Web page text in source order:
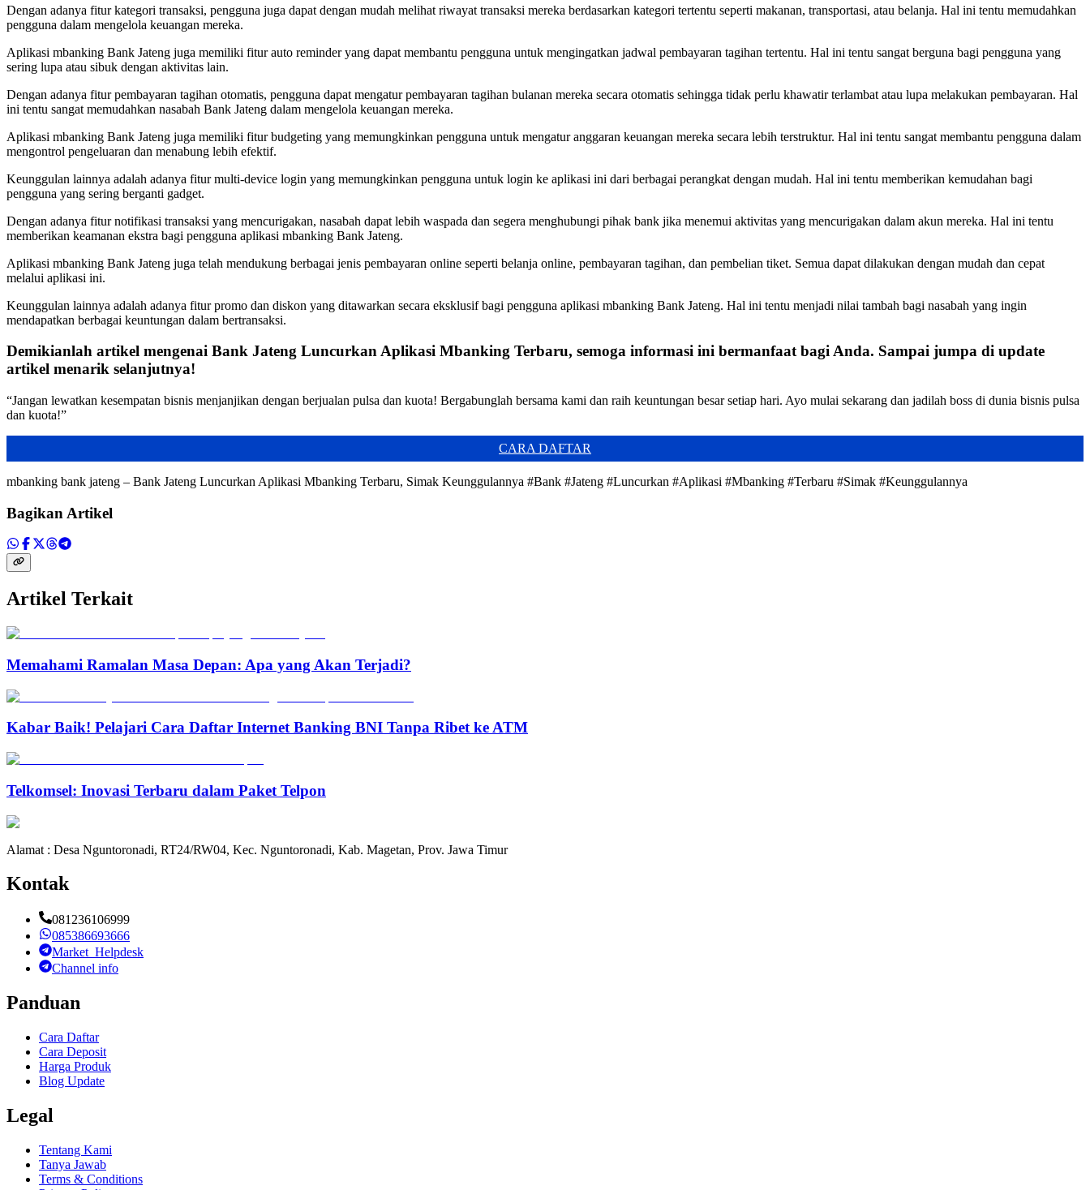
Dengan adanya fitur kategori transaksi, pengguna juga dapat dengan mudah melihat riwayat transaksi mereka berdasarkan kategori tertentu seperti makanan, transportasi, atau belanja. Hal ini tentu memudahkan
pengguna dalam mengelola keuangan mereka.
Aplikasi mbanking Bank Jateng juga memiliki fitur auto reminder yang dapat membantu pengguna untuk mengingatkan jadwal pembayaran tagihan tertentu. Hal ini tentu sangat berguna bagi pengguna yang
sering lupa atau sibuk dengan aktivitas lain.
Dengan adanya fitur pembayaran tagihan otomatis, pengguna dapat mengatur pembayaran tagihan bulanan mereka secara otomatis sehingga tidak perlu khawatir terlambat atau lupa melakukan pembayaran. Hal
ini tentu sangat memudahkan nasabah Bank Jateng dalam mengelola keuangan mereka.
Aplikasi mbanking Bank Jateng juga memiliki fitur budgeting yang memungkinkan pengguna untuk mengatur anggaran keuangan mereka secara lebih terstruktur. Hal ini tentu sangat membantu pengguna dalam
mengontrol pengeluaran dan menabung lebih efektif.
Keunggulan lainnya adalah adanya fitur multi-device login yang memungkinkan pengguna untuk login ke aplikasi ini dari berbagai perangkat dengan mudah. Hal ini tentu memberikan kemudahan bagi
pengguna yang sering berganti gadget.
Dengan adanya fitur notifikasi transaksi yang mencurigakan, nasabah dapat lebih waspada dan segera menghubungi pihak bank jika menemui aktivitas yang mencurigakan dalam akun mereka. Hal ini tentu
memberikan keamanan ekstra bagi pengguna aplikasi mbanking Bank Jateng.
Aplikasi mbanking Bank Jateng juga telah mendukung berbagai jenis pembayaran online seperti belanja online, pembayaran tagihan, dan pembelian tiket. Semua dapat dilakukan dengan mudah dan cepat
melalui aplikasi ini.
Keunggulan lainnya adalah adanya fitur promo dan diskon yang ditawarkan secara eksklusif bagi pengguna aplikasi mbanking Bank Jateng. Hal ini tentu menjadi nilai tambah bagi nasabah yang ingin
mendapatkan berbagai keuntungan dalam bertransaksi.
Demikianlah artikel mengenai Bank Jateng Luncurkan Aplikasi Mbanking Terbaru, semoga informasi ini bermanfaat bagi Anda. Sampai jumpa di update
artikel menarik selanjutnya!
“Jangan lewatkan kesempatan bisnis menjanjikan dengan berjualan pulsa dan kuota! Bergabunglah bersama kami dan raih keuntungan besar setiap hari. Ayo mulai sekarang dan jadilah boss di dunia bisnis pulsa
dan kuota!”
CARA DAFTAR
mbanking bank jateng – Bank Jateng Luncurkan Aplikasi Mbanking Terbaru, Simak Keunggulannya #Bank #Jateng #Luncurkan #Aplikasi #Mbanking #Terbaru #Simak #Keunggulannya
Bagikan Artikel
Artikel Terkait
Memahami Ramalan Masa Depan: Apa yang Akan Terjadi?
Kabar Baik! Pelajari Cara Daftar Internet Banking BNI Tanpa Ribet ke ATM
Telkomsel: Inovasi Terbaru dalam Paket Telpon
Alamat : Desa Nguntoronadi, RT24/RW04, Kec. Nguntoronadi, Kab. Magetan, Prov. Jawa Timur
Kontak
081236106999
085386693666
Market_Helpdesk
Channel info
Panduan
Cara Daftar
Cara Deposit
Harga Produk
Blog Update
Legal
Tentang Kami
Tanya Jawab
Terms & Conditions